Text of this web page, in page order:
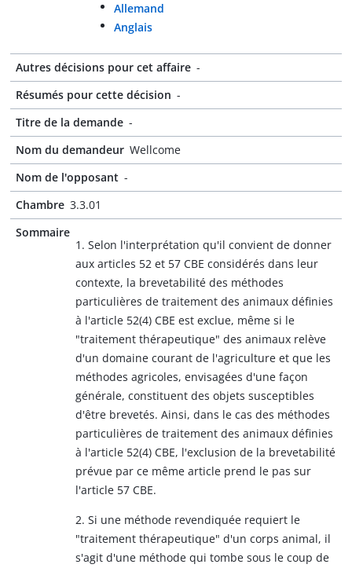
Allemand
Anglais
Autres décisions pour cet affaire -
Résumés pour cette décision -
Titre de la demande -
Nom du demandeur Wellcome
Nom de l'opposant -
Chambre 3.3.01
Sommaire
1. Selon l'interprétation qu'il convient de donner
aux articles 52 et 57 CBE considérés dans leur
contexte, la brevetabilité des méthodes
particulières de traitement des animaux définies
à l'article 52(4) CBE est exclue, même si le
"traitement thérapeutique" des animaux relève
d'un domaine courant de l'agriculture et que les
méthodes agricoles, envisagées d'une façon
générale, constituent des objets susceptibles
d'être brevetés. Ainsi, dans le cas des méthodes
particulières de traitement des animaux définies
à l'article 52(4) CBE, l'exclusion de la brevetabilité
prévue par ce même article prend le pas sur
l'article 57 CBE.
2. Si une méthode revendiquée requiert le
"traitement thérapeutique" d'un corps animal, il
s'agit d'une méthode qui tombe sous le coup de